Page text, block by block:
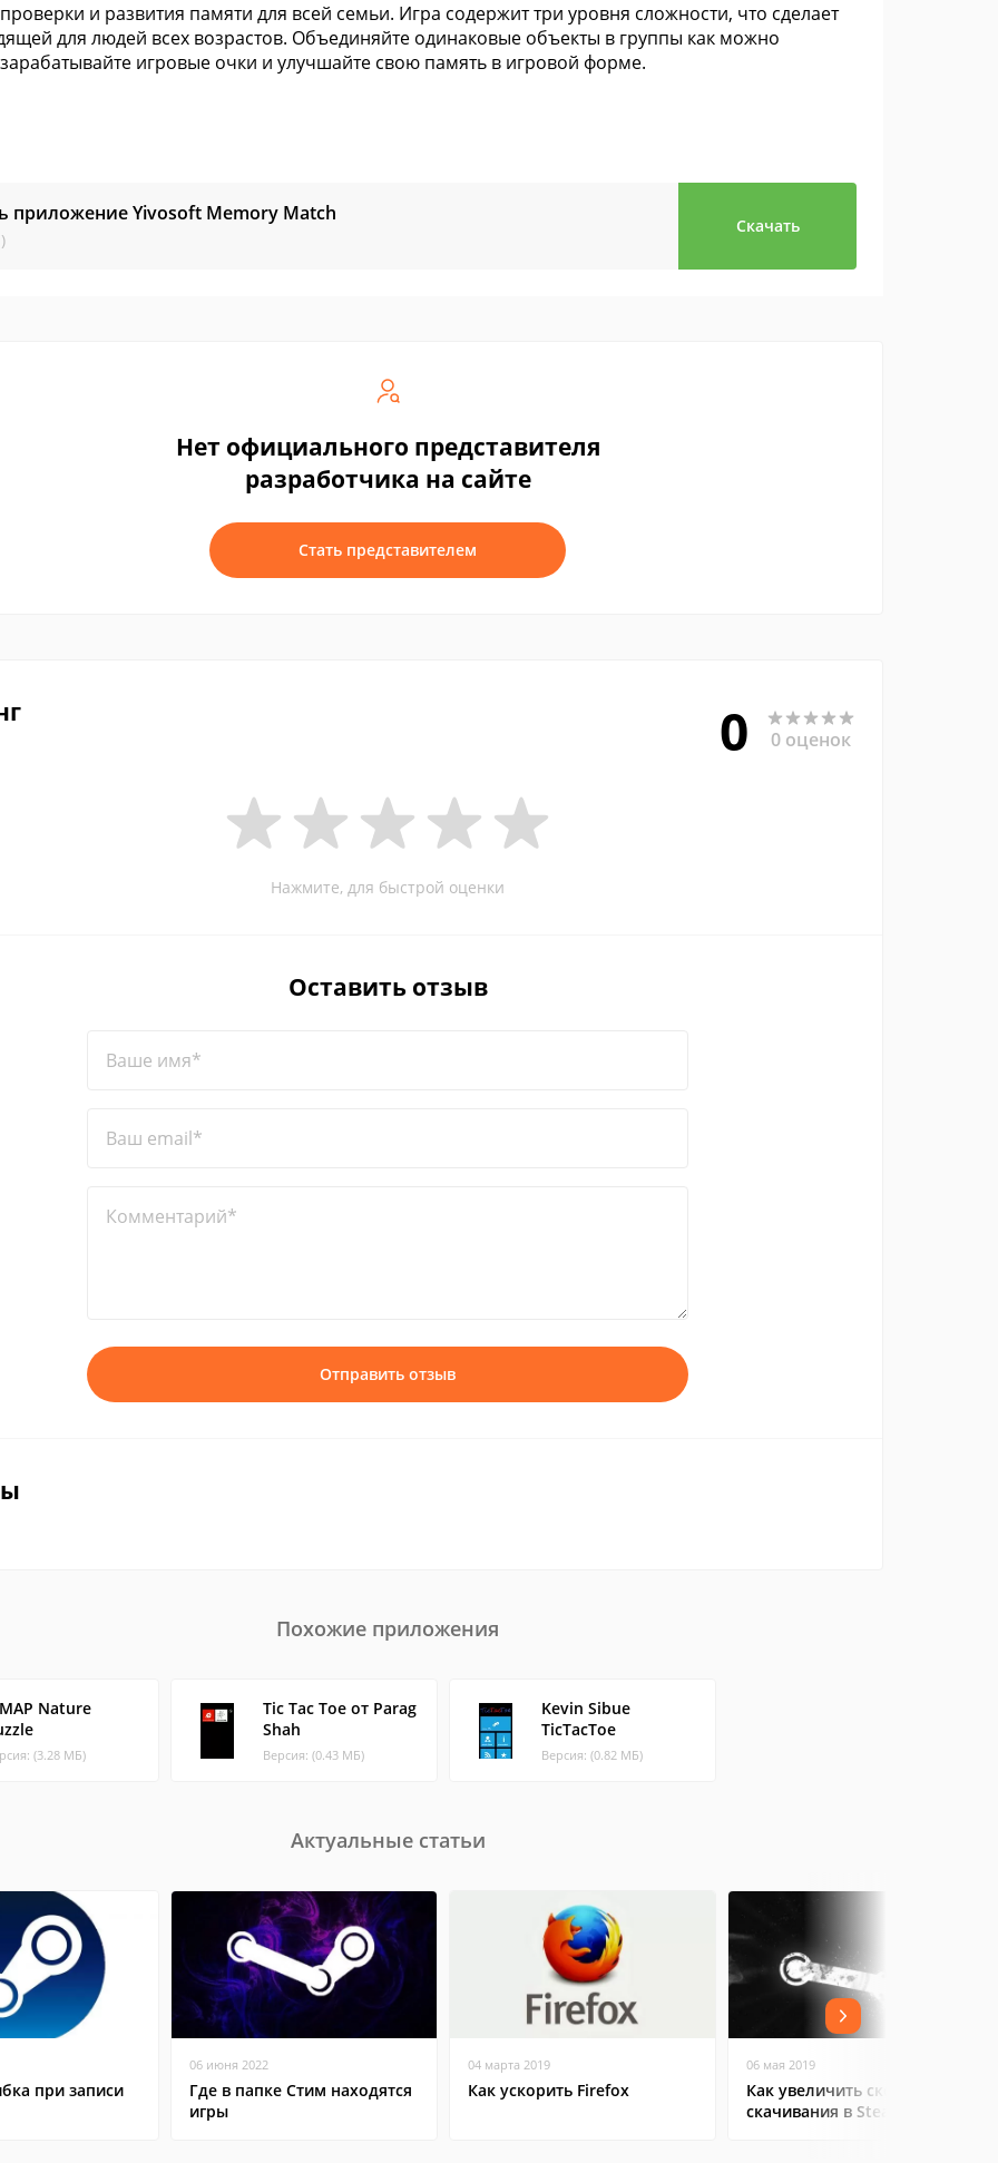
и развития памяти для всей семьи. Игра содержит три уровня сложности, что сделает
для людей всех возрастов. Объединяйте одинаковые объекты в группы как можно
игровые очки и улучшайте свою память в игровой форме.
приложение Yivosoft Memory Match
Скачать
Нет официального представителя
разработчика на сайте
Стать представителем
0 0 оценок
Нажмите, для быстрой оценки
Оставить отзыв
Ваше имя*
Ваш email*
Комментарий*
Отправить отзыв
Похожие приложения
Nature
(3.28 МБ)
Tic Tac Toe от Parag
Shah
Версия: (0.43 МБ)
Kevin Sibue
TicTacToe
Версия: (0.82 МБ)
Актуальные статьи
при записи
06 июня 2022
Где в папке Стим находятся
игры
04 марта 2019
Как ускорить Firefox
06 мая 2019
Как увеличить скорость
скачивания в Steam?